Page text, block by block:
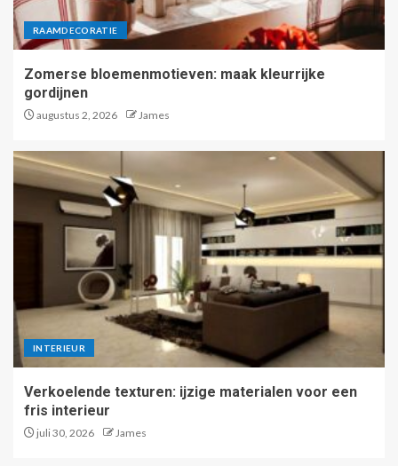
RAAMDECORATIE
Zomerse bloemenmotieven: maak kleurrijke
gordijnen
augustus 2, 2026 James
INTERIEUR
Verkoelende texturen: ijzige materialen voor een
fris interieur
juli 30, 2026 James